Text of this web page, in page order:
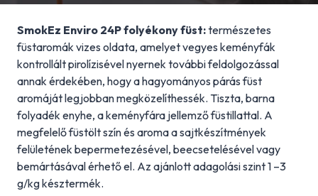
SmokEz Enviro 24P folyékony füst:természetes
füstaromák vizes oldata, amelyet vegyes keményfák
kontrollált pirolízisével nyernek további feldolgozással
annak érdekében, hogy a hagyományos párás füst
aromáját legjobban megközelíthessék. Tiszta, barna
folyadék enyhe, a keményfára jellemző füstillattal. A
megfelelő füstölt szín és aroma a sajtkészítmények
felületének bepermetezésével, beecsetelésével vagy
bemártásával érhető el. Az ajánlott adagolási szint 1 –3
g/kg késztermék.